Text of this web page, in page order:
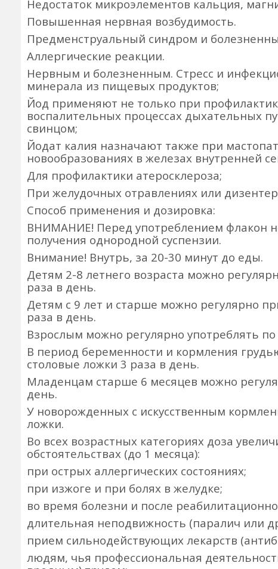
Недостаток микроэлементов кальция,
Повышенная нервная возбудимость.
Предменструальный синдром и
Аллергические реакции.
Нервным и болезненным. Стресс и
минерала из пищевых продуктов;
Йод применяют не только при
воспалительных процессах дыхательных
свинцом;
Йодат калия назначают также при
новообразованиях в железах внутренней
Для профилактики атеросклероза;
При желудочных отравлениях или
Способ применения и дозировка:
ВНИМАНИЕ! Перед употреблением флакон
получения однородной суспензии.
Внимание! Внутрь, за 20-30 минут до еды.
Детям 2-8 летнего возраста можно
раза в день.
Детям с 9 лет и старше можно регулярно
раза в день.
Взрослым можно регулярно употреблять
В период беременности и кормления
столовые ложки 3 раза в день.
Младенцам старше 6 месяцев можно
день.
У новорожденных с искусственным
ложки.
Во всех возрастных категориях доза
обстоятельствах (до 1 месяца):
при острых аллергических состояниях;
при изжоге и при болях в желудке;
во время болезни и после
длительная неподвижность (паралич или
прием сильнодействующих лекарств
людям, чья профессиональная